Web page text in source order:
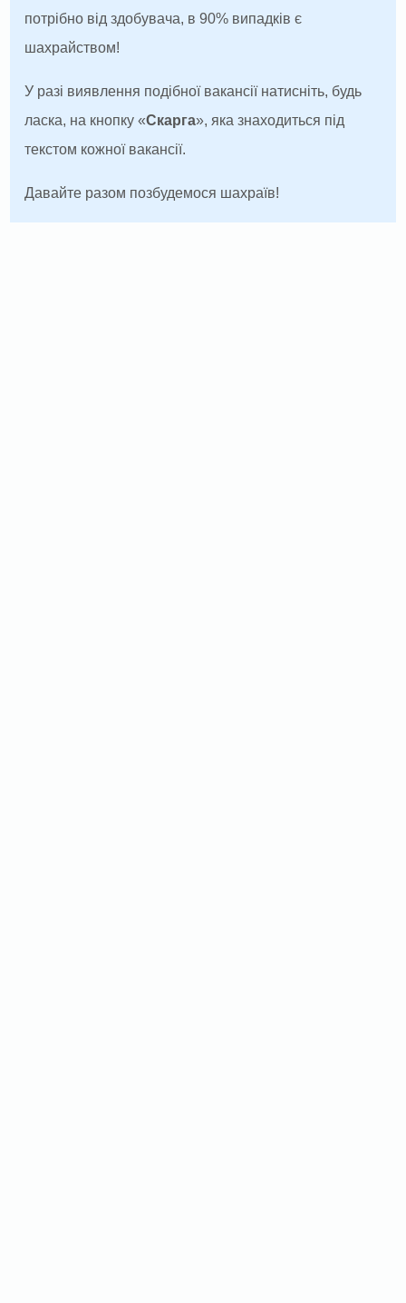
потрібно від здобувача, в 90% випадків є
шахрайством!
У разі виявлення подібної вакансії натисніть, будь
ласка, на кнопку «Скарга», яка знаходиться під
текстом кожної вакансії.
Давайте разом позбудемося шахраїв!